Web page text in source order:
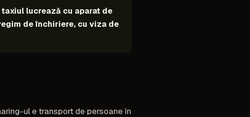
lucrează cu aparat de
de închiriere, cu viza de
ul e transport de persoane în